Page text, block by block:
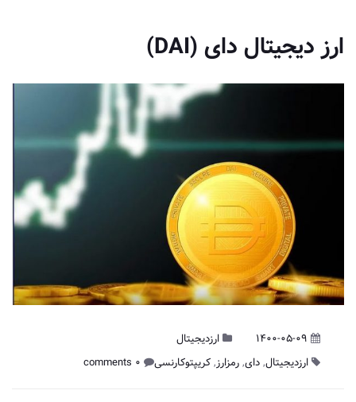
ارز دیجیتال دای (DAI)
1400-05-09
ارزدیجیتال
ارزدیجیتال,دای,رمزارز,کریپتوکارنسی 0 comments